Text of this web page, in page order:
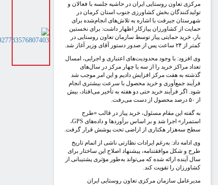
تعاون روستایی ایران در حاشیه جلسه با فعالان و
بخش کشاورزی جنوب استان کرمان در
جیرفت با اشاره به تلاش‌های انجام‌شده برای
از کشاورزان پیازکار اظهار داشت: برای نخستین
خرید حمایتی پیاز توسط سازمان تعاون روستایی در
۲۴ ساعت پس از صدور دستور آقای وزیر آغاز شد.
افزود: با وجود محدودیت‌های اعتباری و اجرایی، امسال
مراکز خرید را از سه یا چهار مرکز در سال‌های
به هفت مرکز افزایش دادیم و این امر موجب شد
جمع‌آوری و خرید محصول با سرعت بیشتری انجام
اگر فرآیند خرید حتی دو هفته به تأخیر می‌افتاد، بیش
گفته این مقام مسئول، خرید پیاز در قالب «طرح
اجرا شد و بر اساس برآوردها و داده‌هایGPS،
سه‌هزار هکتاری از اراضی تحت پوشش قرار گرفت.
ادامه داد: به‌رغم ایرادات نظارتی ناشی از اتمام تاریخ
و شکل موافقتنامه، پیشنهاد اصلاح این ساختار برای
آینده ارائه شده که می‌تواند به‌طور مؤثری پشتیبانی از
را تقویت کند.
سازمان مرکزی تعاون روستایی ایران